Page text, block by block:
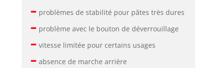
– problèmes de stabilité pour pâtes très dures
– problème avec le bouton de déverrouillage
– vitesse limitée pour certains usages
– absence de marche arrière